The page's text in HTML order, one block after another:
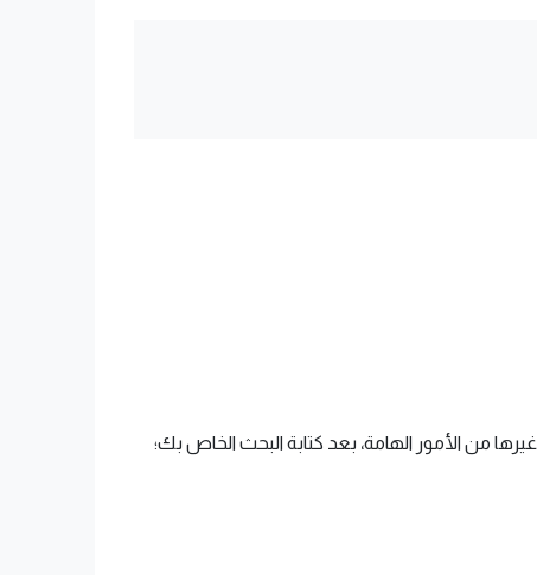
من الأمور الهامة، بعد كتابة البحث الخاص بك؛